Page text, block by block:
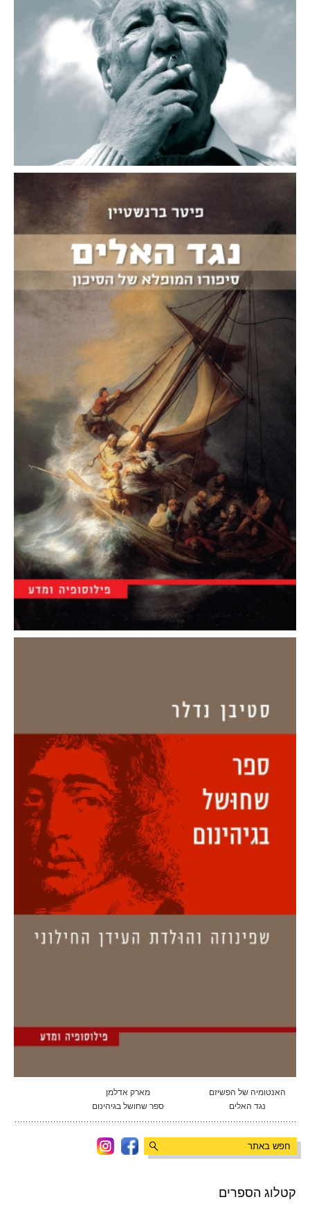
קטלוג הספרים
האנטומיה של הפשיזם
מארק אדלמן
נגד האלים
ספר שחושל בגיהינום